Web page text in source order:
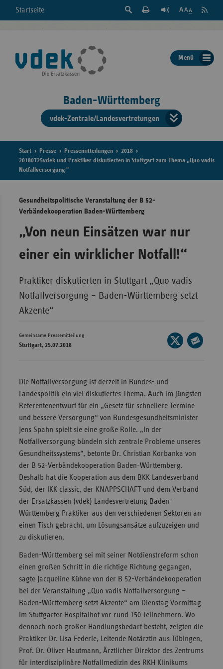
Startseite
Suche
der
Seite
Feed
Menü
Baden-Württemberg
vdek-Zentrale/Landesvertretungen
der
Start Presse Pressemitteilungen
2018
20180725vdek und Praktiker diskutierten in Stuttgart zum Thema „Quo vadis
Notfallversorgung "
Gesundheitspolitische Veranstaltung der B 52-
Verbändekooperation Baden-Württemberg
„Von neun Einsätzen war nur
einer ein wirklicher Notfall!“
Praktiker diskutierten in Stuttgart „Quo vadis
Notfallversorgung – Baden-Württemberg setzt
Akzente“
Gemeinsame Pressemitteilung
Stuttgart, 25.07.2018
Seite
auf
Die Notfallversorgung ist derzeit in Bundes- und
Landespolitik ein viel diskutiertes Thema. Auch im jüngsten
Referentenentwurf für ein „Gesetz für schnellere Termine
und bessere Versorgung“ von Bundesgesundheitsminister
Jens Spahn spielt sie eine große Rolle. „In der
Notfallversorgung bündeln sich zentrale Probleme unseres
Gesundheitssystems“, betonte Dr. Christian Korbanka von
der B 52-Verbändekooperation Baden-Württemberg.
Deshalb hat die Kooperation aus dem BKK Landesverband
Süd, der IKK classic, der KNAPPSCHAFT und dem Verband
der Ersatzkassen (vdek) Landesvertretung Baden-
Württemberg Praktiker aus den verschiedenen Sektoren an
einen Tisch gebracht, um Lösungsansätze aufzuzeigen und
zu diskutieren.
Baden-Württemberg sei mit seiner Notdienstreform schon
einen großen Schritt in die richtige Richtung gegangen,
sagte Jacqueline Kühne von der B 52-Verbändekooperation
bei der Veranstaltung „Quo vadis Notfallversorgung –
Baden-Württemberg setzt Akzente“ am Dienstag Vormittag
im Stuttgarter Hospitalhof vor rund 150 Teilnehmern. Wo
dennoch noch großer Handlungsbedarf besteht, zeigten die
Praktiker Dr. Lisa Federle, Leitende Notärztin aus Tübingen,
Prof. Dr. Oliver Hautmann, Ärztlicher Direktor des Zentrums
für interdisziplinäre Notfallmedizin des RKH Klinikums